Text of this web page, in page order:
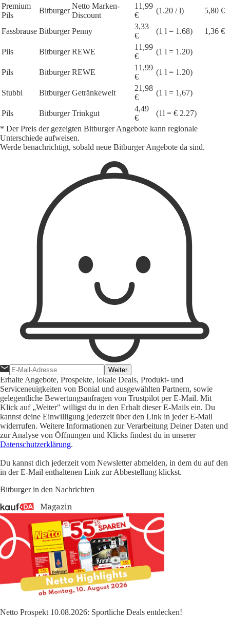
Premium
Pils
Bitburger
Netto Marken-
Discount
11,99
€
(1.20 / l) 5,80 €
Fassbrause Bitburger Penny
3,33
€
(1 l = 1.68) 1,36 €
Pils Bitburger REWE
11,99
€
(1 l = 1.20)
Pils Bitburger REWE
11,99
€
(1 l = 1.20)
Stubbi Bitburger Getränkewelt
21,98
€
(1 l = 1,67)
Pils Bitburger Trinkgut
4,49
€
(1l = € 2.27)
* Der Preis der gezeigten Bitburger Angebote kann regionale
Unterschiede aufweisen.
Werde benachrichtigt, sobald neue Bitburger Angebote da sind.
Weiter
Erhalte Angebote, Prospekte, lokale Deals, Produkt- und
Serviceneuigkeiten von Bonial und ausgewählten Partnern, sowie
gelegentliche Bewertungsanfragen von Trustpilot per E-Mail. Mit
Klick auf „Weiter" willigst du in den Erhalt dieser E-Mails ein. Du
kannst deine Einwilligung jederzeit über den Link in jeder E-Mail
widerrufen. Weitere Informationen zur Verarbeitung Deiner Daten und
zur Analyse von Öffnungen und Klicks findest du in unserer
Datenschutzerklärung.
Du kannst dich jederzeit vom Newsletter abmelden, in dem du auf den
in der E-Mail enthaltenen Link zur Abbestellung klickst.
Bitburger in den Nachrichten
Netto Prospekt 10.08.2026: Sportliche Deals entdecken!